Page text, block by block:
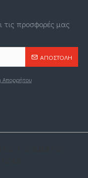
τις προσφορές μας
ΑΠΟΣΤΟΛΉ
Απορρήτου